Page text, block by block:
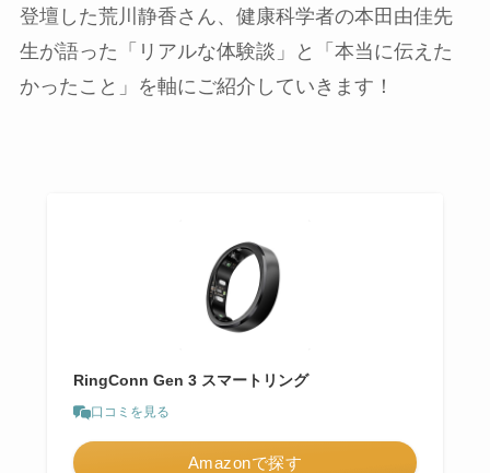
登壇した荒川静香さん、健康科学者の本田由佳先
生が語った「リアルな体験談」と「本当に伝えた
かったこと」を軸にご紹介していきます！
RingConn Gen 3 スマートリング
口コミを見る
Amazonで探す